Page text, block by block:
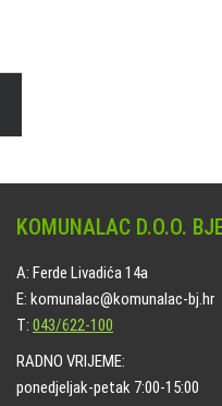
KOMUNALAC D.O.O.
A: Ferde Livadića 14a
E: komunalac@komunalac-bj.hr
T: 043/622-100
RADNO VRIJEME:
ponedjeljak-petak 7:00-15:00